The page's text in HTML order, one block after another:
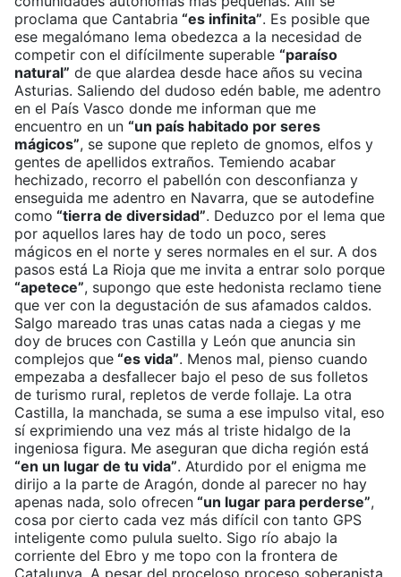
proclama que Cantabria “es infinita”. Es posible que
ese megalómano lema obedezca a la necesidad de
competir con el difícilmente superable “paraíso
natural” de que alardea desde hace años su vecina
Asturias. Saliendo del dudoso edén bable, me adentro
en el País Vasco donde me informan que me
encuentro en un “un país habitado por seres
mágicos”, se supone que repleto de gnomos, elfos y
gentes de apellidos extraños. Temiendo acabar
hechizado, recorro el pabellón con desconfianza y
enseguida me adentro en Navarra, que se autodefine
como “tierra de diversidad”. Deduzco por el lema que
por aquellos lares hay de todo un poco, seres
mágicos en el norte y seres normales en el sur. A dos
pasos está La Rioja que me invita a entrar solo porque
“apetece”, supongo que este hedonista reclamo tiene
que ver con la degustación de sus afamados caldos.
Salgo mareado tras unas catas nada a ciegas y me
doy de bruces con Castilla y León que anuncia sin
complejos que “es vida”. Menos mal, pienso cuando
empezaba a desfallecer bajo el peso de sus folletos
de turismo rural, repletos de verde follaje. La otra
Castilla, la manchada, se suma a ese impulso vital, eso
sí exprimiendo una vez más al triste hidalgo de la
ingeniosa figura. Me aseguran que dicha región está
“en un lugar de tu vida”. Aturdido por el enigma me
dirijo a la parte de Aragón, donde al parecer no hay
apenas nada, solo ofrecen “un lugar para perderse”,
cosa por cierto cada vez más difícil con tanto GPS
inteligente como pulula suelto. Sigo río abajo la
corriente del Ebro y me topo con la frontera de